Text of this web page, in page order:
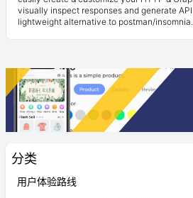
分类
用户体验路线
visually inspect responses and generate
lightweight alternative to postman/insomnia.